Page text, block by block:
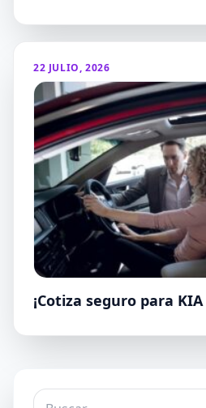
22 JULIO, 2026
¡Cotiza seguro para
Buscar: